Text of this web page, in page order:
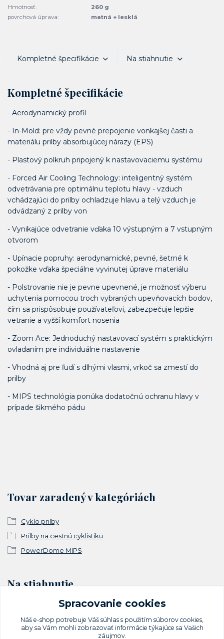
Hmotnosť:
260 g
povrchová úprava:
matná + lesklá
Kompletné špecifikácie Na stiahnutie
Kompletné špecifikácie
- Aerodynamický profil
- In-Mold: pre vždy pevné prepojenie vonkajšej časti a
materiálu prilby absorbujúcej nárazy (EPS)
- Plastový polkruh pripojený k nastavovaciemu systému
- Forced Air Cooling Technology: inteligentný systém
odvetrávania pre optimálnu teplotu hlavy - vzduch
vchádzajúci do prilby ochladzuje hlavu a telý vzduch je
odvádzaný z prilby von
- Vynikajúce odvetranie vďaka 10 výstupným a 7 vstupným
otvorom
- Upínacie popruhy: aerodynamické, pevné, šetrné k
pokožke vďaka špeciálne vyvinutej úprave materiálu
- Polstrovanie nie je pevne upevnené, je možnosť výberu
uchytenia pomocou troch vybraných upevňovacích bodov,
čím sa prispôsobuje používateľovi, zabezpečuje lepšie
vetranie a vyšší komfort nosenia
- Zoom Ace: Jednoduchý nastavovací systém s praktickým
ovladaním pre individuálne nastavenie
- Vhodná aj pre ľudí s dlhými vlasmi, vrkoč sa zmestí do
prilby
- MIPS technológia ponúka dodatočnú ochranu hlavy v
prípade šikmého pádu
Tovar zaradený v kategóriách
Cyklo prilby
Prilby na cestnú cyklistiku
PowerDome MIPS
Na stiahnutie
Vyhlásenie o zhodeSpracovanie cookies
Náš e-shop potrebuje Váš súhlas s použitím súborov cookies,
aby sa Vám mohli zobrazovať informácie týkajúce sa Vašich
záujmov.